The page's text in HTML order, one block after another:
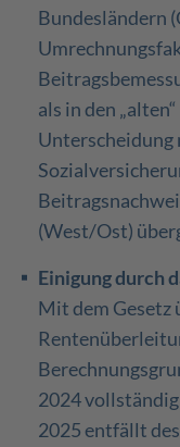
Bundesländern
als in den
Unterscheidung
(West/Ost)
Einigung durch
Mit dem Gesetz
2024 vollständig
2025 entfällt